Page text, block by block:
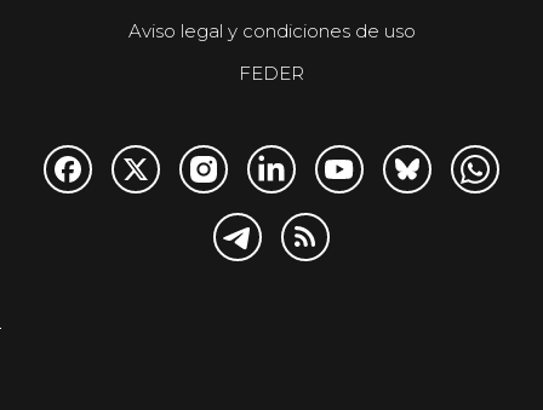
Aviso legal y condiciones de uso
FEDER